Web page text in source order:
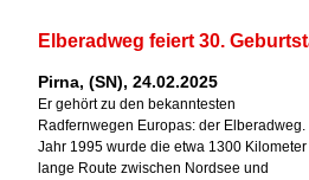
Elberadweg feiert 30.
Pirna, (SN), 24.02.2025
Er gehört zu den bekanntesten
Radfernwegen Europas: der Elberadweg.
Jahr 1995 wurde die etwa 1300 Kilometer
lange Route zwischen Nordsee und